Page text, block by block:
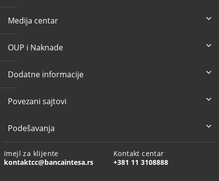
Medija centar
OUP i Naknade
Dodatne informacije
Povezani sajtovi
Podešavanja
Imejl za klijente
kontaktcc@bancaintesa.rs
Kontakt centar
+381 11 3108888